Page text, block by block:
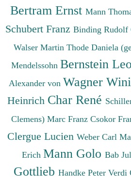
Bertram Ernst Mann
Schubert Franz Binding Rudolf
Walser Martin Thode Daniela
Mendelssohn Bernstein
Alexander von Wagner
Heinrich Char René
Clemens) Marc Franz Csokor
Clergue Lucien Weber Carl
Erich Mann Golo Bab
Gottlieb Handke Peter Verdi